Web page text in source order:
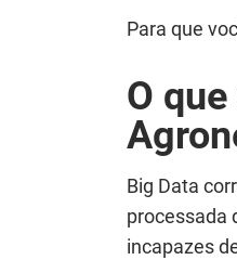
Para que
O
Big Data
processada
incapazes